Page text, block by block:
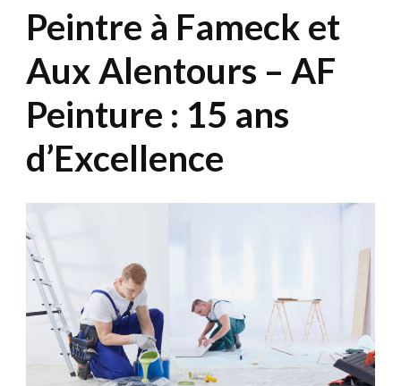
Peintre à Fameck et
Aux Alentours – AF
Peinture : 15 ans
d’Excellence